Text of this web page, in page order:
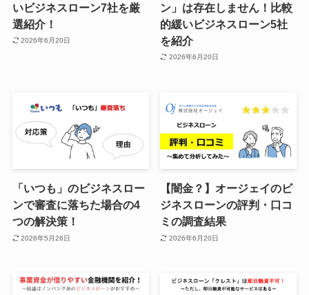
いビジネスローン7社を厳
選紹介！
2026年6月20日
ン」は存在しません！比較
的緩いビジネスローン5社
を紹介
2026年6月20日
「いつも」のビジネスロー
ンで審査に落ちた場合の4
つの解決策！
2026年5月26日
【闇金？】オージェイのビ
ジネスローンの評判・口コ
ミの調査結果
2026年6月20日